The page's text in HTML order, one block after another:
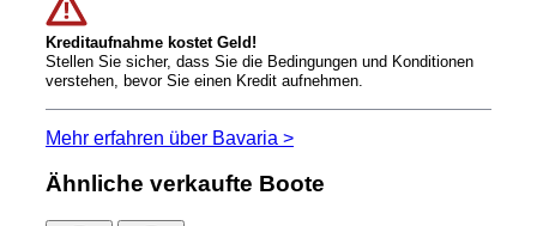
Kreditaufnahme kostet Geld!
Stellen Sie sicher, dass Sie die Bedingungen und Konditionen
verstehen, bevor Sie einen Kredit aufnehmen.
Mehr erfahren über Bavaria >
Ähnliche verkaufte Boote